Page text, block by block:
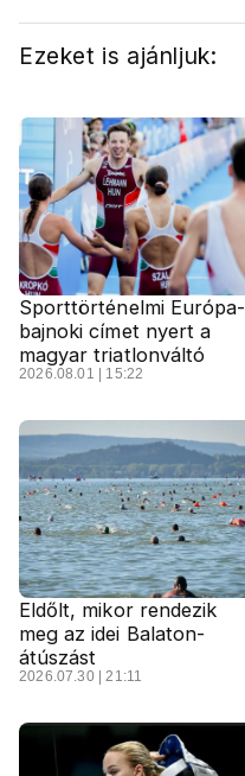
Ezeket is ajánljuk:
Sporttörténelmi Európa-
bajnoki címet nyert a
magyar triatlonváltó
2026.08.01 | 15:22
Eldőlt, mikor rendezik
meg az idei Balaton-
átúszást
2026.07.30 | 21:11